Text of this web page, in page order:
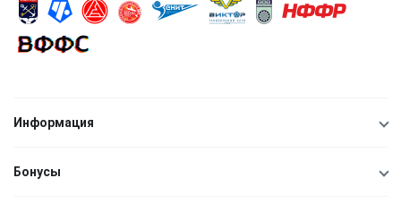
Информация
Бонусы